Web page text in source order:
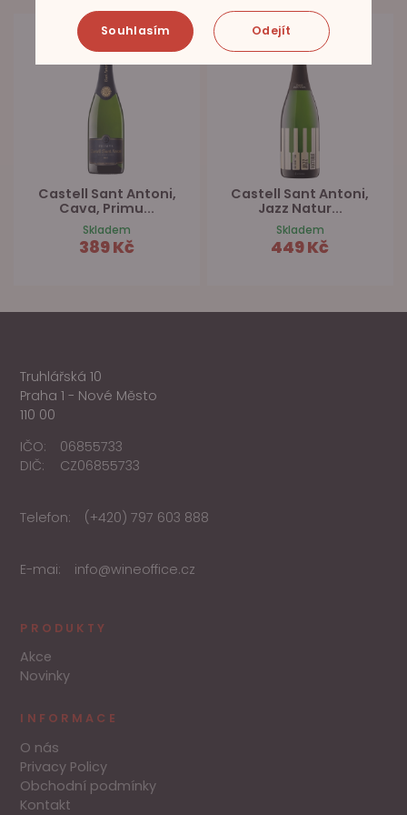
Castell Sant Antoni,
Cava, Primu...
Skladem
389 Kč
Castell Sant Antoni,
Jazz Natur...
Skladem
449 Kč
Truhlářská 10
Praha 1 - Nové Město
110 00
IČO:
06855733
DIČ:
CZ06855733
Telefon: (+420) 797 603 888
E-mai: info@wineoffice.cz
PRODUKTY
Akce
Novinky
INFORMACE
O nás
Privacy Policy
Obchodní podmínky
Kontakt
Souhlasím Odejít